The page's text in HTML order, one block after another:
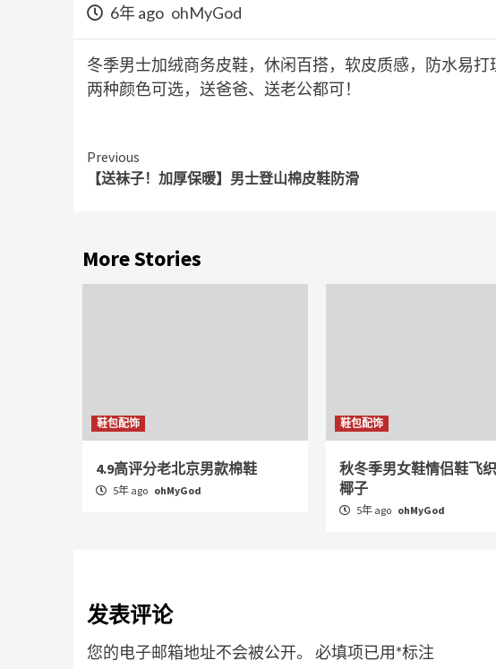
6年 ago ohMyGod
冬季男士加绒商务皮鞋，休闲百搭，软皮质感，防水易打
两种颜色可选，送爸爸、送老公都可！
Continue
Reading
Previous
【送袜子！加厚保暖】男士登山棉皮鞋防滑
More Stories
鞋包配饰
4.9高评分老北京男款棉鞋
5年 ago ohMyGod
鞋包配饰
秋冬季男女鞋情侣鞋飞
椰子
5年 ago ohMyGod
发表评论
您的电子邮箱地址不会被公开。 必填项已用*标注